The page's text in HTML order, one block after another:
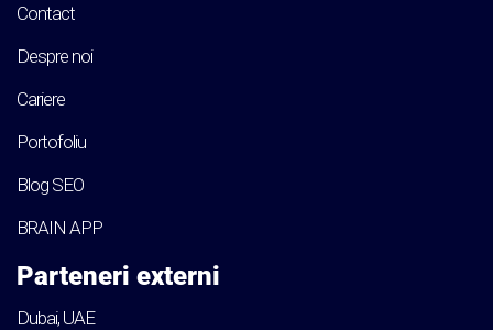
Contact
Despre noi
Cariere
Portofoliu
Blog SEO
BRAIN APP
Parteneri externi
Dubai, UAE